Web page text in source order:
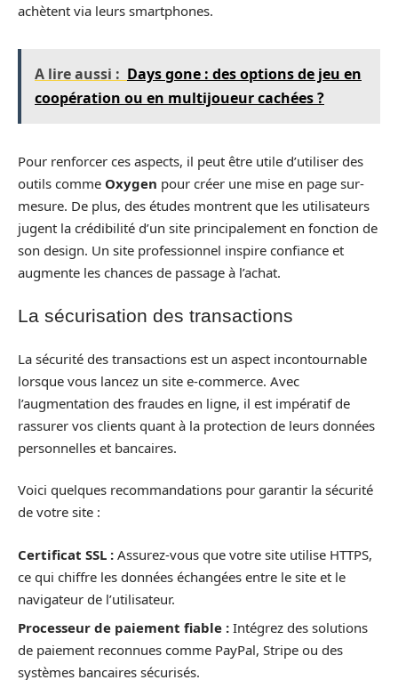
achètent via leurs smartphones.
A lire aussi : Days gone : des options de jeu en
coopération ou en multijoueur cachées ?
Pour renforcer ces aspects, il peut être utile d’utiliser des
outils comme Oxygen pour créer une mise en page sur-
mesure. De plus, des études montrent que les utilisateurs
jugent la crédibilité d’un site principalement en fonction de
son design. Un site professionnel inspire confiance et
augmente les chances de passage à l’achat.
La sécurisation des transactions
La sécurité des transactions est un aspect incontournable
lorsque vous lancez un site e-commerce. Avec
l’augmentation des fraudes en ligne, il est impératif de
rassurer vos clients quant à la protection de leurs données
personnelles et bancaires.
Voici quelques recommandations pour garantir la sécurité
de votre site :
Certificat SSL : Assurez-vous que votre site utilise HTTPS,
ce qui chiffre les données échangées entre le site et le
navigateur de l’utilisateur.
Processeur de paiement fiable : Intégrez des solutions
de paiement reconnues comme PayPal, Stripe ou des
systèmes bancaires sécurisés.